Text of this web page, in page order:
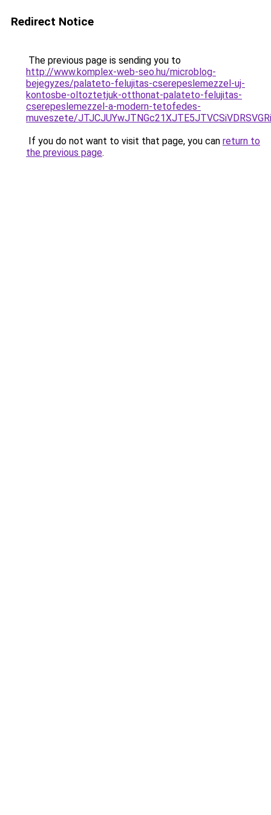
Redirect Notice
The previous page is sending you to
http://www.komplex-web-seo.hu/microblog-
bejegyzes/palateto-felujitas-cserepeslemezzel-uj-
kontosbe-oltoztetjuk-otthonat-palateto-felujitas-
cserepeslemezzel-a-modern-tetofedes-
muveszete/
If you do not want to visit that page, you can return to
the previous page.